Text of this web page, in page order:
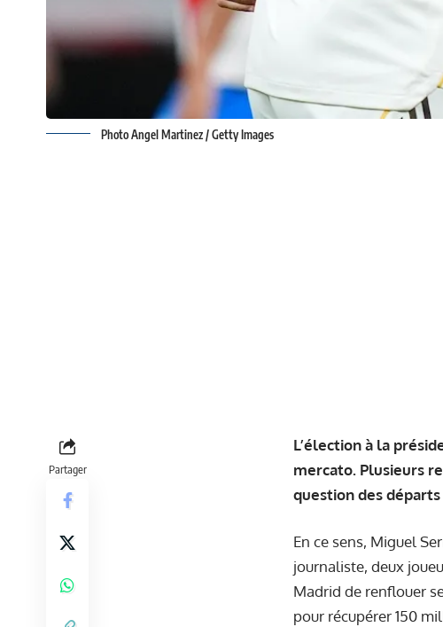
Photo Angel Martinez / Getty Images
Partager
L’élection à la
mercato. Plusieurs
question des départs
En ce sens, Miguel
journaliste, deux
Madrid de renflouer
pour récupérer 150